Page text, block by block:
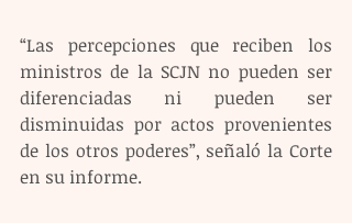
“Las percepciones que reciben los
ministros de la SCJN no pueden ser
diferenciadas ni pueden ser
disminuidas por actos provenientes
de los otros poderes”, señaló la Corte
en su informe.